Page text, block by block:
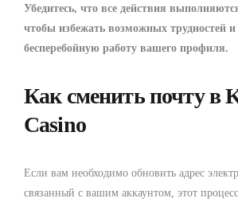
Убедитесь, что все действия
чтобы избежать возможных трудностей и
бесперебойную работу вашего профиля.
Как сменить почту в
Casino
Если вам необходимо обновить адрес
связанный с вашим аккаунтом, этот